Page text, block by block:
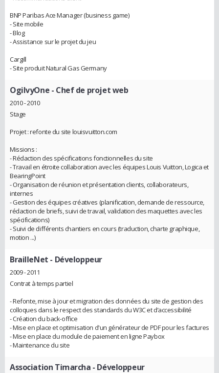
BNP Paribas Ace Manager (business game)
- Site mobile
- Blog
- Assistance sur le projet du jeu
Cargill
- Site produit Natural Gas Germany
OgilvyOne - Chef de projet web
2010 - 2010
Stage
Projet : refonte du site louisvuitton.com
Missions :
- Rédaction des spécifications fonctionnelles du site
- Travail en étroite collaboration avec les équipes Louis Vuitton, Logica et
BearingPoint
- Organisation de réunion et présentation clients, collaborateurs,
internes
- Gestion des équipes créatives (planification, demande de ressource,
rédaction de briefs, suivi de travail, validation des maquettes avec les
spécifications)
- Suivi de différents chantiers en cours (traduction, charte graphique,
motion ...)
BrailleNet - Développeur
2009 - 2011
Contrat à temps partiel
- Refonte, mise à jour et migration des données du site de gestion des
colloques dans le respect des standards du W3C et d’accessibilité
- Création du back-office
- Mise en place et optimisation d'un générateur de PDF pour les factures
- Mise en place du module de paiement en ligne Paybox
- Maintenance du site
Association Timarcha - Développeur